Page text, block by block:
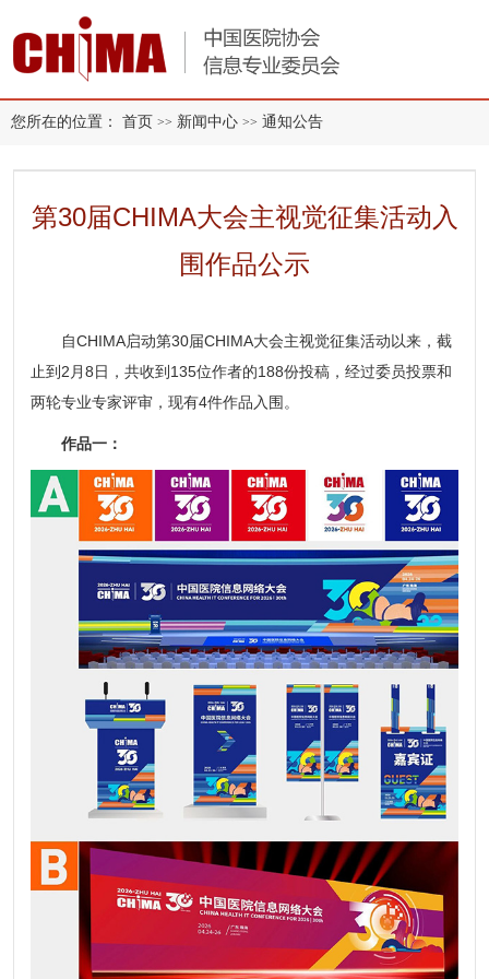
您所在的位置： 首页 >> 新闻中心 >> 通知公告
第30届CHIMA大会主视觉征集活动入
围作品公示
自CHIMA启动第30届CHIMA大会主视觉征集活动以来，截
止到2月8日，共收到135位作者的188份投稿，经过委员投票和
两轮专业专家评审，现有4件作品入围。
作品一：